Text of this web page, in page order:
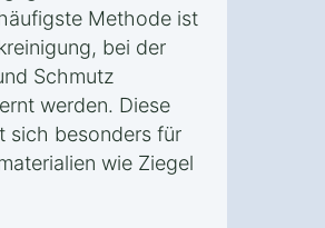
Methode ist
bei der
Schmutz
werden. Diese
sich besonders für
wie Ziegel